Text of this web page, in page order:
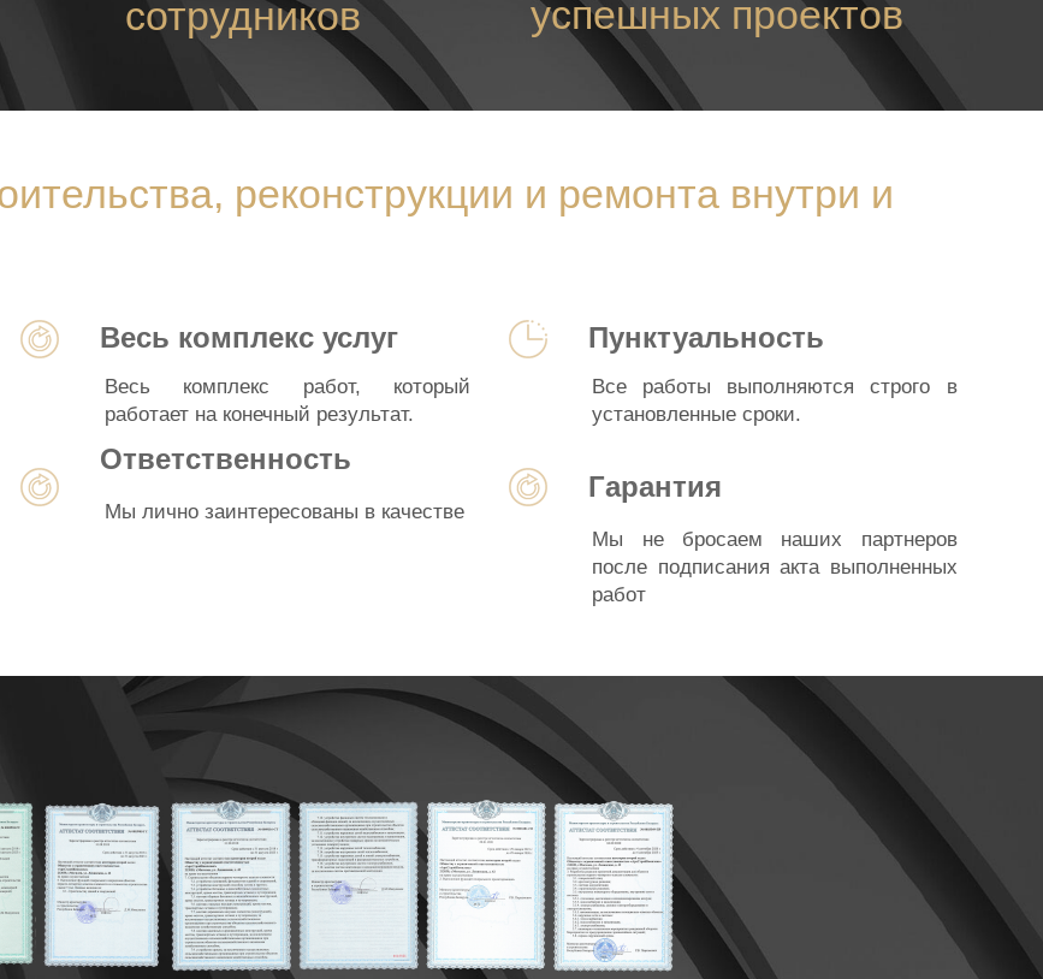
сотрудников успешных проектов
реконструкции и ремонта внутри и
Весь комплекс услуг
Весь комплекс работ, который
работает на конечный результат.
Ответственность
Мы лично заинтересованы в качестве
Пунктуальность
Все работы выполняются строго в
установленные сроки.
Гарантия
Мы не бросаем наших партнеров
после подписания акта выполненных
работ